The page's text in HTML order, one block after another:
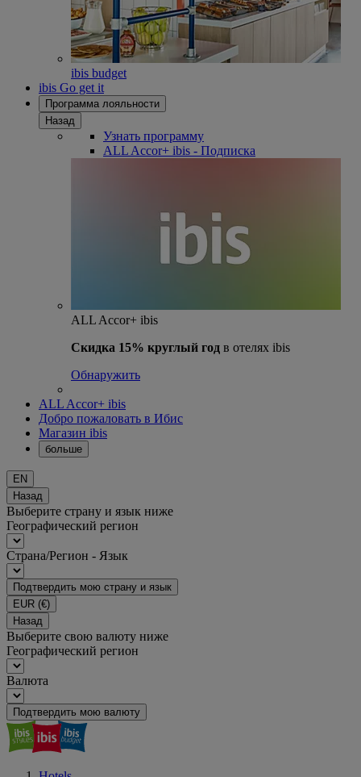
ibis budget
ibis Go get it
Программа лояльности
Назад
Узнать программу
ALL Accor+ ibis - Подписка
ALL Accor+ ibis
Скидка 15% круглый год в отелях ibis
Обнаружить
ALL Accor+ ibis
Добро пожаловать в Ибис
Магазин ibis
больше
EN
Назад
Выберите страну и язык ниже
Географический регион
Страна/Регион - Язык
Подтвердить мою страну и язык
EUR (€)
Назад
Выберите свою валюту ниже
Географический регион
Валюта
Подтвердить мою валюту